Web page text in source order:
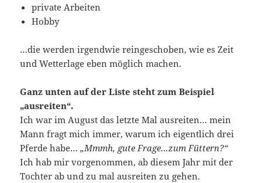
private Arbeiten
Hobby
…die werden irgendwie reingeschoben, wie es Zeit
und Wetterlage eben möglich machen.
Ganz unten auf der Liste steht zum Beispiel
„ausreiten“.
Ich war im August das letzte Mal ausreiten… mein
Mann fragt mich immer, warum ich eigentlich drei
Pferde habe…„Mmmh, gute Frage…zum Füttern?“
Ich hab mir vorgenommen, ab diesem Jahr mit der
Tochter ab und zu mal ausreiten zu gehen.